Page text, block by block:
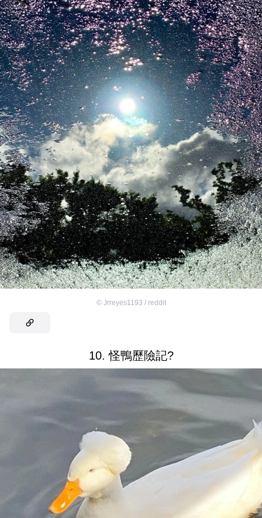
© Jrreyes1193 / reddit
10. 怪鴨歷險記?